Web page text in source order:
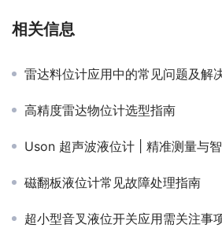
相关信息
雷达料位计应用中的常见问题及解
高精度雷达物位计选型指南
Uson 超声波液位计 | 精准测量与
磁翻板液位计常见故障处理指南
超小型音叉液位开关应用需关注事